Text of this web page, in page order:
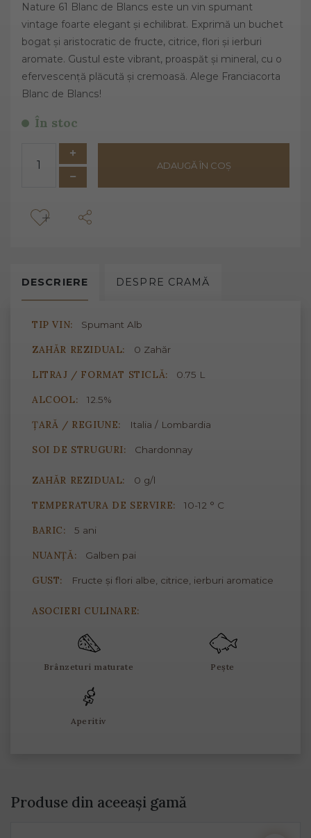
Nature 61 Blanc de Blancs este un vin spumant
vintage foarte elegant și echilibrat. Exprimă un buchet
bogat și aristocratic de fructe, citrice, flori și ierburi
aromate. Gustul este vibrant, proaspăt și mineral, cu o
efervescență plăcută și cremoasă. Alege Franciacorta
Blanc de Blancs!
În stoc
ADAUGĂ ÎN COȘ
DESCRIERE DESPRE CRAMĂ
TIP VIN: Spumant Alb
ZAHĂR REZIDUAL: 0 Zahăr
LITRAJ / FORMAT STICLĂ: 0.75 L
ALCOOL: 12.5%
ȚARĂ / REGIUNE: Italia / Lombardia
SOI DE STRUGURI: Chardonnay
ZAHĂR REZIDUAL: 0 g/l
TEMPERATURA DE SERVIRE: 10-12 ° C
BARIC: 5 ani
NUANȚĂ: Galben pai
GUST: Fructe și flori albe, citrice, ierburi aromatice
ASOCIERI CULINARE:
Brânzeturi maturate Pește
Aperitiv
Produse din aceeași gamă